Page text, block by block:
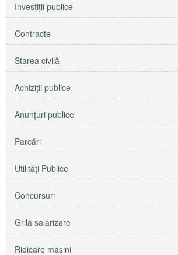
Investiţii publice
Contracte
Starea civilă
Achiziţii publice
Anunţuri publice
Parcări
Utilităţi Publice
Concursuri
Grila salarizare
Ridicare maşini